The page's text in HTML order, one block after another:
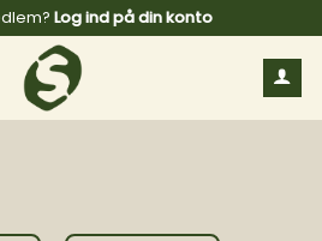
Log ind på din konto